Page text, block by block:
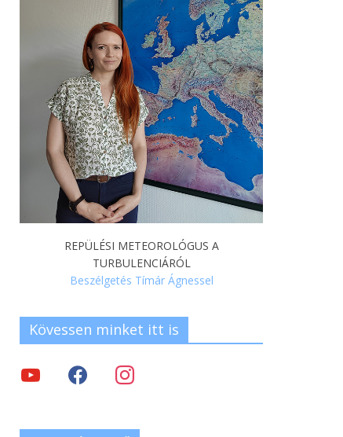
REPÜLÉSI METEOROLÓGUS A
TURBULENCIÁRÓL
Beszélgetés Tímár Ágnessel
Kövessen minket itt is